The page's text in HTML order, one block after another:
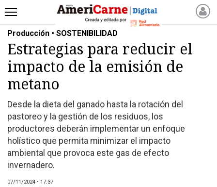
INICIO
NOTICIAS RECIENTES
NOTICIAS
ARTICULOS
PROCESO
PRODUCTO
NUEVOS PRODUCTOS
MARKETPLACE
REVISTAS
REVISTAS
Producción • SOSTENIBILIDAD
Estrategias para reducir el
impacto de la emisión de
metano
Desde la dieta del ganado hasta la rotación del
pastoreo y la gestión de los residuos, los
productores deberán implementar un enfoque
holístico que permita minimizar el impacto
ambiental que provoca este gas de efecto
invernadero.
07/11/2024 • 17:37